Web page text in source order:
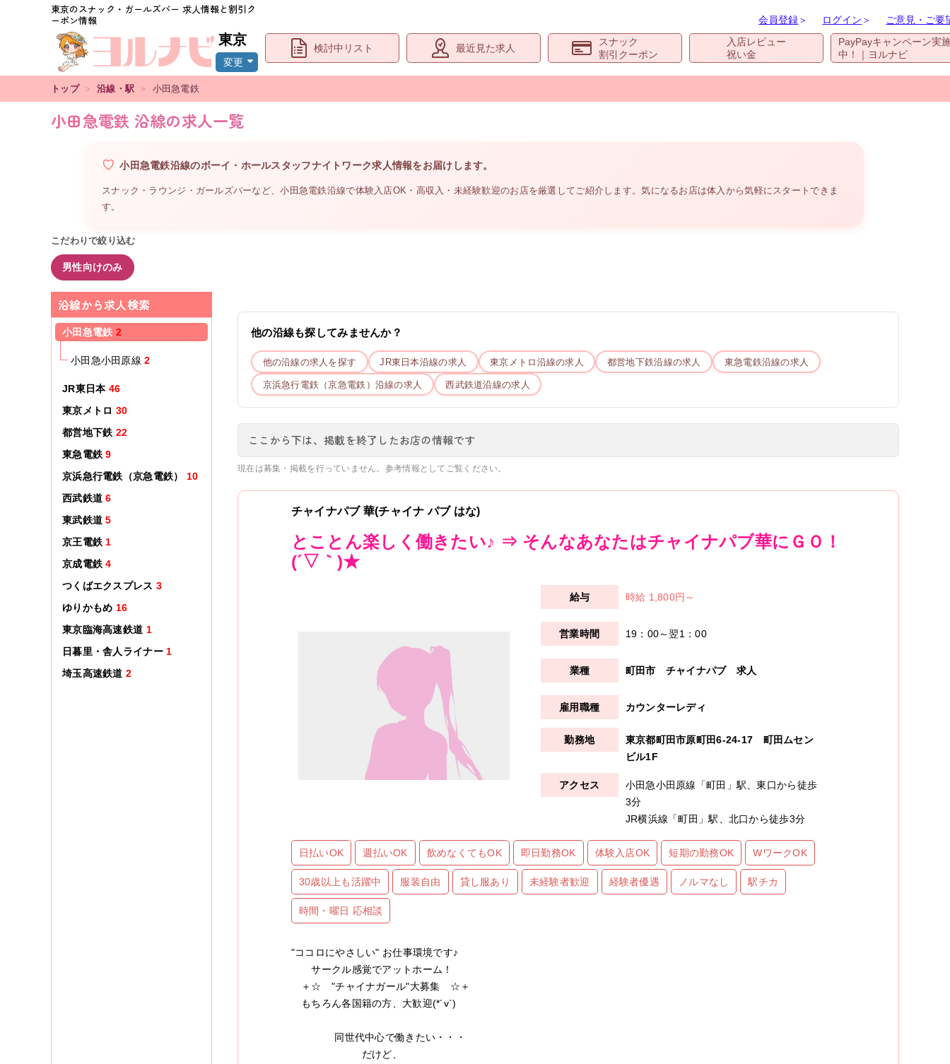
東京のスナック・ガールズバー 求人情報と割引ク
ーポン情報
東京
変更
会員登録＞ ログイン ＞ ご意見・ご要
検討中リスト 最近見た求人
スナック
割引クーポン
入店レビュー
祝い金
PayPayキャンペーン実
中！｜ヨルナビ
トップ ＞ 沿線・駅 ＞ 小田急電鉄
小田急電鉄 沿線の求人一覧
小田急電鉄沿線のボーイ・ホールスタッフナイトワーク求人情報をお届けします。
スナック・ラウンジ・ガールズバーなど、小田急電鉄沿線で体験入店OK・高収入・未経験歓迎のお店を厳選してご紹介します。気になるお店は体入から気軽にスタートできま
す。
こだわりで絞り込む
男性向けのみ
沿線から求人検索
小田急電鉄 2
小田急小田原線 2
JR東日本 46
東京メトロ 30
都営地下鉄 22
東急電鉄 9
京浜急行電鉄（京急電鉄）
10
西武鉄道 6
東武鉄道 5
京王電鉄 1
京成電鉄 4
つくばエクスプレス 3
ゆりかもめ 16
東京臨海高速鉄道 1
日暮里・舎人ライナー 1
埼玉高速鉄道 2
他の沿線も探してみませんか？
他の沿線の求人を探す JR東日本沿線の求人 東京メトロ 沿線の求人 都営地下鉄沿線の求人 東急電鉄沿線の求人
京浜急行電鉄（京急電鉄） 沿線の求人 西武鉄道沿線の求人
ここから下は、掲載を終了したお店の情報です
現在は募集・掲載を行っていません。参考情報としてご覧ください。
チャイナパブ 華(チャイナ パブ はな)
とことん楽しく働きたい♪ ⇒ そんなあなたはチャイナパブ華にＧＯ！
(´▽｀)★
時給 1,800円～
19：00～翌1：00
町田市 チャイナパブ 求人
カウンターレディ
東京都町田市原町田6-24-17 町田ムセン
ビル1F
小田急小田原線「町田」駅、東口から徒歩
3分
JR横浜線「町田」駅、北口から徒歩3分
日払いOK 週払いOK 飲めなくてもOK 即日勤務OK 体験入店OK 短期の勤務OK WワークOK
30歳以上も活躍中 服装自由 貸し服あり 未経験者歓迎 経験者優遇 ノルマなし 駅チカ
時間・曜日 応相談
"ココロにやさしい" お仕事環境です♪
サークル感覚でアットホーム！
＋☆ "チャイナガール"大募集 ☆＋
もちろん各国籍の方、大歓迎(*´v`)
同世代中心で働きたい・・・
だけど、